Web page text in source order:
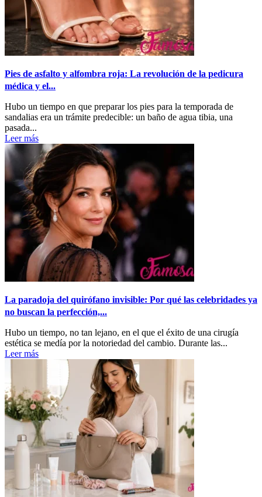
Pies de asfalto y alfombra roja: La revolución de la pedicura
médica y el...
Hubo un tiempo en que preparar los pies para la temporada de
sandalias era un trámite predecible: un baño de agua tibia, una
pasada...
Leer más
La paradoja del quirófano invisible: Por qué las celebridades ya
no buscan la perfección,...
Hubo un tiempo, no tan lejano, en el que el éxito de una cirugía
estética se medía por la notoriedad del cambio. Durante las...
Leer más